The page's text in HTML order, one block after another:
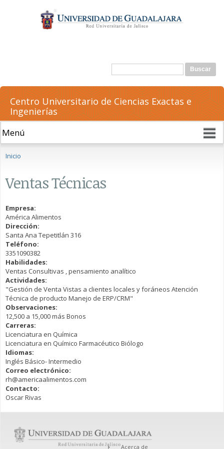
contenido
principal
Formulario de búsqueda
Buscar
Centro Universitario de Ciencias Exactas e
Ingenierías
Inicio
Ventas Técnicas
Empresa:
América Alimentos
Dirección:
Santa Ana Tepetitlán 316
Teléfono:
3351090382
Habilidades:
Ventas Consultivas , pensamiento analítico
Actividades:
"Gestión de Venta Vistas a clientes locales y foráneos Atención
Técnica de producto Manejo de ERP/CRM"
Observaciones:
12,500 a 15,000 más Bonos
Carreras:
Licenciatura en Química
Licenciatura en Químico Farmacéutico Biólogo
Idiomas:
Inglés Básico- Intermedio
Correo electrónico:
rh@americaalimentos.com
Contacto:
Oscar Rivas
Acerca de